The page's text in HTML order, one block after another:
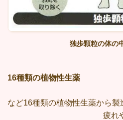
独歩顆粒の体の
16種類の植物性生薬
唐独活
など16種類の植物性生薬から製
疲れやすく、下